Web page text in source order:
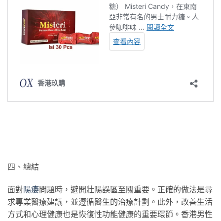
四、總結
面對陽痿問題時，避開壯陽誤區至關重要。正確的做法是尋
求專業醫療建議，並遵循醫生的治療計劃。此外，改善生活
方式和心理健康也是恢復性功能健康的重要環節。香港男性